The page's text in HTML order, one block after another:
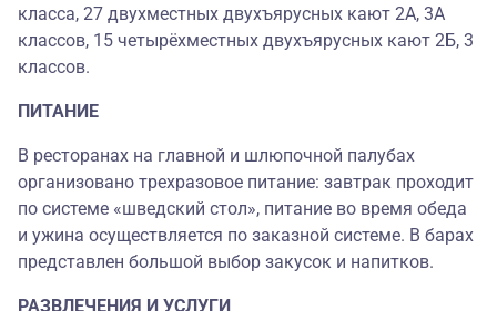
класса, 27 двухместных двухъярусных кают 2А, 3А
классов, 15 четырёхместных двухъярусных кают 2Б, 3
классов.
ПИТАНИЕ
В ресторанах на главной и шлюпочной палубах
организовано трехразовое питание: завтрак проходит
по системе «шведский стол», питание во время обеда
и ужина осуществляется по заказной системе. В барах
представлен большой выбор закусок и напитков.
РАЗВЛЕЧЕНИЯ И УСЛУГИ